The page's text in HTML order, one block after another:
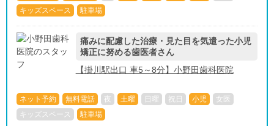
キッズスペース
駐車場
痛みに配慮した治療・見た目を気遣った小児
矯正に努める歯医者さん
【掛川駅出口 車5～8分】小野田歯科医院
ネット予約 無料電話 夜 土曜 日曜 祝日 小児
女医
キッズスペース
駐車場